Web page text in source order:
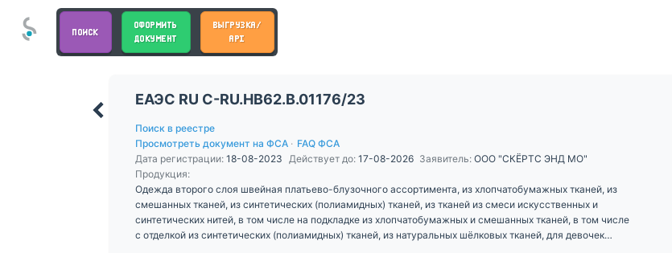
ПОИСК
ОФОРМИТЬ
ДОКУМЕНТ
ВЫГРУЗКА/
API
ЕАЭС RU С-RU.НВ62.В.01176/23
Поиск в реестре
Просмотреть документ на ФСА · FAQ ФСА
Дата регистрации: 18-08-2023 Действует до: 17-08-2026 Заявитель: ООО "СКЁРТС ЭНД МО"
Продукция:
Одежда второго слоя швейная платьево-блузочного ассортимента, из хлопчатобумажных тканей, из
смешанных тканей, из синтетических (полиамидных) тканей, из тканей из смеси искусственных и
синтетических нитей, в том числе на подкладке из хлопчатобумажных и смешанных тканей, в том числе
с отделкой из синтетических (полиамидных) тканей, из натуральных шёлковых тканей, для девочек